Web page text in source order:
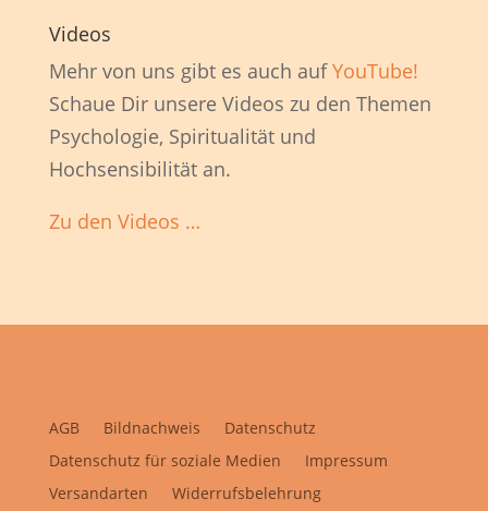
Videos
Mehr von uns gibt es auch aufYouTube!
Schaue Dir unsere Videos zu den Themen
Psychologie, Spiritualität und
Hochsensibilität an.
Zu den Videos …
AGB Bildnachweis
Datenschutz
Datenschutz für soziale Medien
Impressum
Versandarten
Widerrufsbelehrung